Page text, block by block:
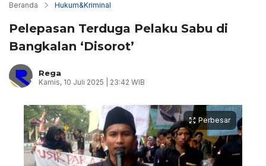
Beranda Hukum&Kriminal
Pelepasan Terduga Pelaku Sabu di
Bangkalan ‘Disorot’
Rega
Kamis, 10 Juli 2025 | 23:42 WIB
Perbesar